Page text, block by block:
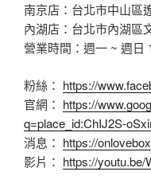
南京店：台北市中山區
內湖店：台北市內湖區
營業時間：週一 ~ 週日
粉絲： https://
官網： https://
q=place_id:ChIJ2S-
消息： https://
影片： https://